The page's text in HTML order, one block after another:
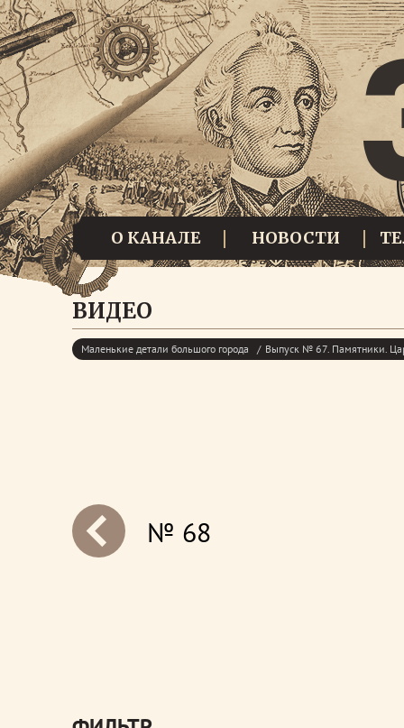
О КАНАЛЕ НОВОСТИ
ВИДЕО
Маленькие детали большого города Выпуск № 67. Памятники.
№ 68